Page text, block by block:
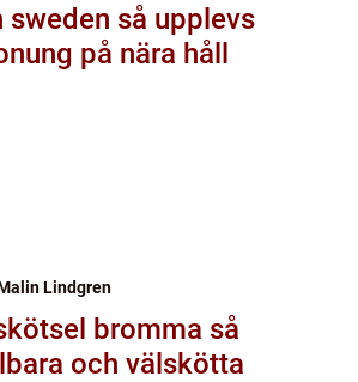
så upplevs
på nära håll
Lindgren
bromma så
och välskötta